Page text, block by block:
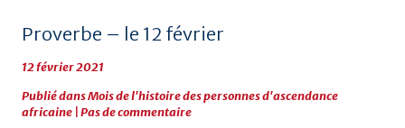
Proverbe – le 12 février
12 février 2021
Publié dansMois de l'histoire des personnes d'ascendance
africaine Pas de commentaire